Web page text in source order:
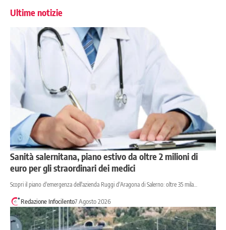
Ultime notizie
Sanità salernitana, piano estivo da oltre 2 milioni di
euro per gli straordinari dei medici
Scopri il piano d'emergenza dell'azienda Ruggi d'Aragona di Salerno: oltre 35 mila…
Redazione Infocilento7 Agosto 2026